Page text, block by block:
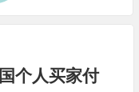
个人买家付